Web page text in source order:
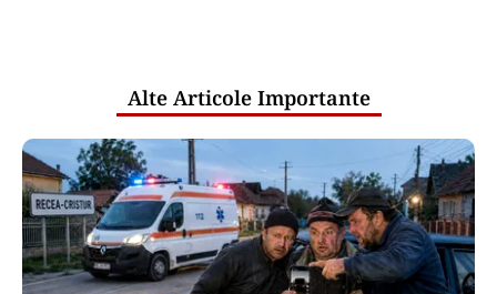
Alte Articole Importante